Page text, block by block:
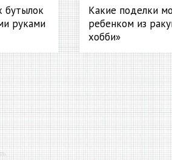
бутылок
руками
Какие поделки
ребенком из
хобби»